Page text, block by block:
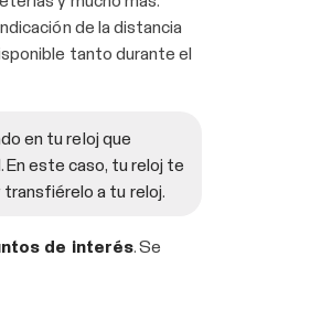
de la distancia
tanto durante el
en tu reloj que
En este caso, tu reloj te
transfiérelo a tu reloj.
de interés. Se